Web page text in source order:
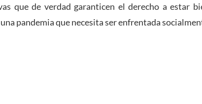
que de verdad garanticen el derecho a estar
pandemia que necesita ser enfrentada